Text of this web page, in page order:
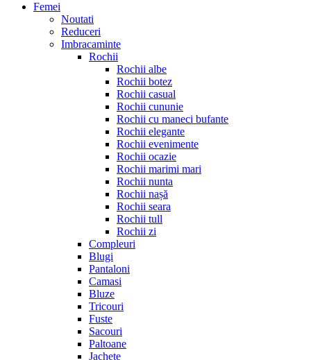
Femei
Noutati
Reduceri
Imbracaminte
Rochii
Rochii albe
Rochii botez
Rochii casual
Rochii cununie
Rochii cu maneci bufante
Rochii elegante
Rochii evenimente
Rochii ocazie
Rochii marimi mari
Rochii nunta
Rochii nașă
Rochii seara
Rochii tull
Rochii zi
Compleuri
Blugi
Pantaloni
Camasi
Bluze
Tricouri
Fuste
Sacouri
Paltoane
Jachete